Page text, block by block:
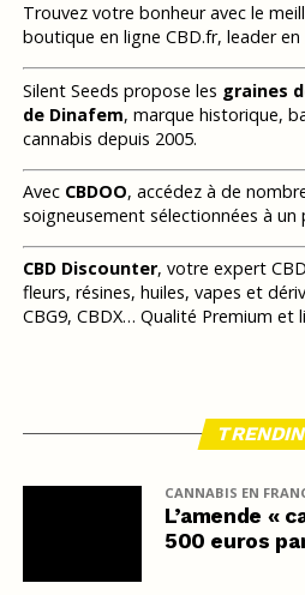
Trouvez votre bonheur avec le
boutique en ligne CBD.fr, leader en
Silent Seeds propose les graines
de Dinafem, marque historique,
cannabis depuis 2005.
Avec CBDOO, accédez à de
soigneusement sélectionnées à un
CBD Discounter, votre expert
fleurs, résines, huiles, vapes et
CBG9, CBDX… Qualité Premium et
CANNABIS EN
L’amende «
500 euros